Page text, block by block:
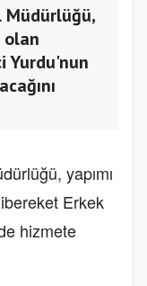
Müdürlüğü,
olan
Yurdu'nun
yapımı
Erkek
hizmete